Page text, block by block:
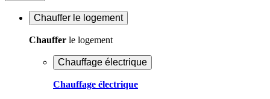
Chauffer le logement
Chauffer le logement
Chauffage électrique
Chauffage électrique